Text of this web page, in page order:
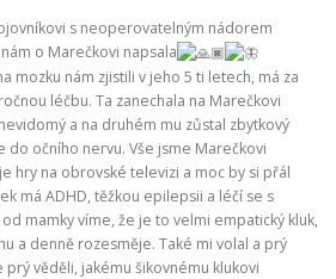
s neoperovatelným nádorem
o Marečkovi napsala
mozku nám zjistili v jeho 5 ti letech, má za
léčbu. Ta zanechala na Marečkovi
a na druhém mu zůstal zbytkový
do očního nervu. Vše jsme Marečkovi
hry na obrovské televizi a moc by si přál
má ADHD, těžkou epilepsii a léčí se s
mamky víme, že je to velmi empatický kluk,
a denně rozesměje. Také mi volal a prý
věděli, jakému šikovnému klukovi